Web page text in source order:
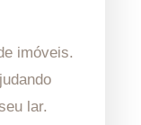
imóveis.
lar.